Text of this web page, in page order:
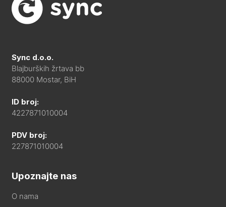
Sync d.o.o.
Blajburških žrtava bb
88000 Mostar, BiH
ID broj:
4227871010004
PDV broj:
227871010004
Upoznajte nas
O nama